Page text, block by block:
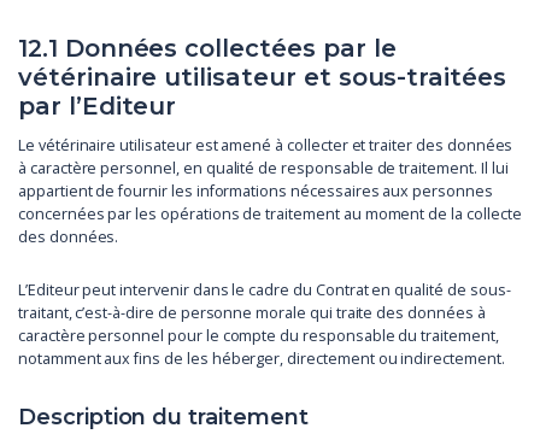
12.1 Données collectées par le
vétérinaire utilisateur et sous-traitées
par l’Editeur
Le vétérinaire utilisateur est amené à collecter et traiter des données
à caractère personnel, en qualité de responsable de traitement. Il lui
appartient de fournir les informations nécessaires aux personnes
concernées par les opérations de traitement au moment de la collecte
des données.
L’Editeur peut intervenir dans le cadre du Contrat en qualité de sous-
traitant, c’est-à-dire de personne morale qui traite des données à
caractère personnel pour le compte du responsable du traitement,
notamment aux fins de les héberger, directement ou indirectement.
Description du traitement